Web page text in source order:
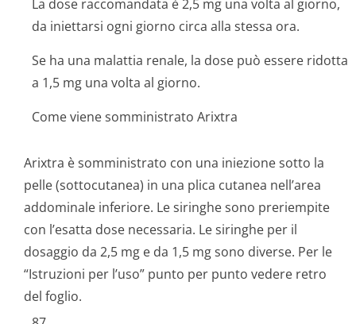
La dose raccomandata è 2,5 mg una volta al giorno,
da iniettarsi ogni giorno circa alla stessa ora.
Se ha una malattia renale, la dose può essere ridotta
a 1,5 mg una volta al giorno.
Come viene somministrato Arixtra
Arixtra è somministrato con una iniezione sotto la
pelle (sottocutanea) in una plica cutanea nell’area
addominale inferiore. Le siringhe sono preriempite
con l’esatta dose necessaria. Le siringhe per il
dosaggio da 2,5 mg e da 1,5 mg sono diverse. Per le
“Istruzioni per l’uso” punto per punto vedere retro
del foglio.